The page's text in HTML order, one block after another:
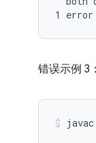
错误示例 3：